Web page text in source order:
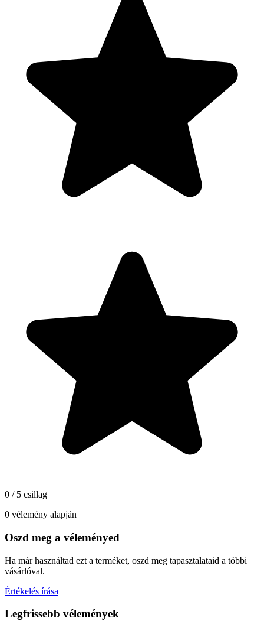
0 / 5 csillag
0 vélemény alapján
Oszd meg a véleményed
Ha már használtad ezt a terméket, oszd meg tapasztalataid a többi
vásárlóval.
Értékelés írása
Legfrissebb vélemények